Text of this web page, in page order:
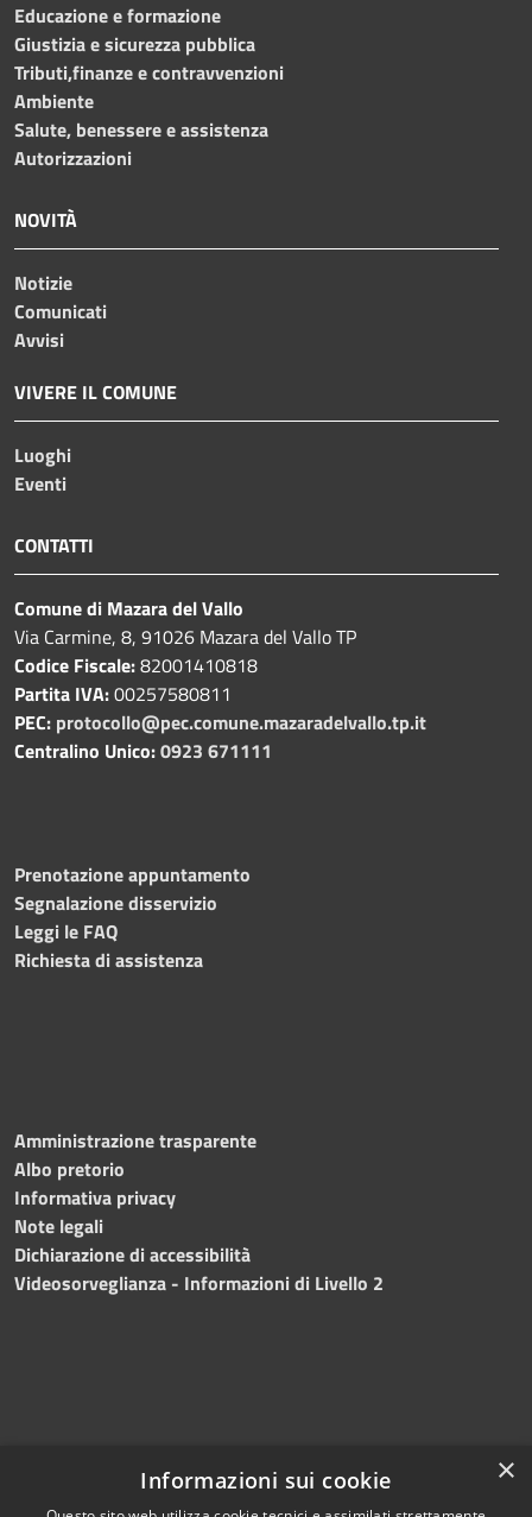
Educazione e formazione
Giustizia e sicurezza pubblica
Tributi,finanze e contravvenzioni
Ambiente
Salute, benessere e assistenza
Autorizzazioni
NOVITÀ
Notizie
Comunicati
Avvisi
VIVERE IL COMUNE
Luoghi
Eventi
CONTATTI
Comune di Mazara del Vallo
Via Carmine, 8, 91026 Mazara del Vallo TP
Codice Fiscale:82001410818
Partita IVA:00257580811
PEC: protocollo@pec.comune.mazaradelvallo.tp.it
Centralino Unico:0923 671111
Prenotazione appuntamento
Segnalazione disservizio
Leggi le FAQ
Richiesta di assistenza
Amministrazione trasparente
Albo pretorio
Informativa privacy
Note legali
Dichiarazione di accessibilità
Videosorveglianza - Informazioni di Livello 2
×
Informazioni sui cookie